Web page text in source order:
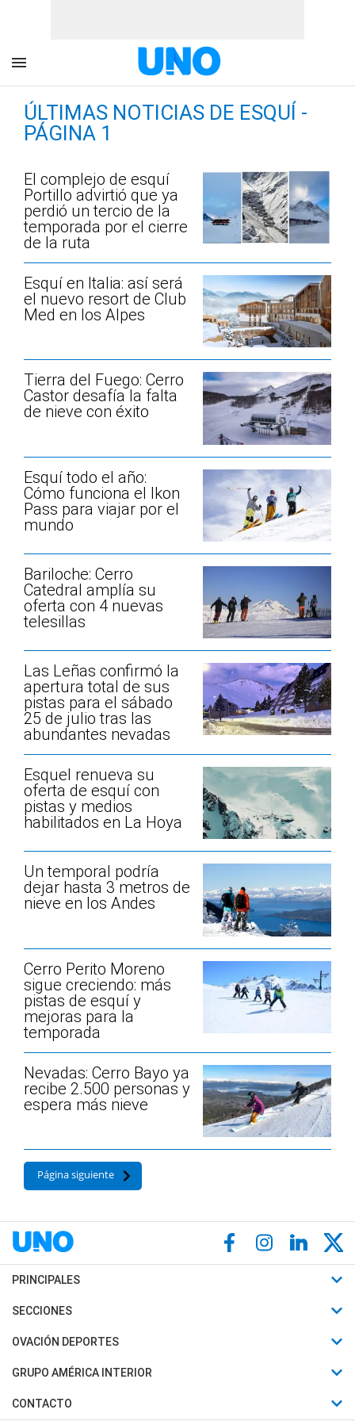
ÚLTIMAS NOTICIAS DE ESQUÍ -
PÁGINA 1
El complejo de esquí
Portillo advirtió que ya
perdió un tercio de la
temporada por el cierre
de la ruta
Esquí en Italia: así será
el nuevo resort de Club
Med en los Alpes
Tierra del Fuego: Cerro
Castor desafía la falta
de nieve con éxito
Esquí todo el año:
Cómo funciona el Ikon
Pass para viajar por el
mundo
Bariloche: Cerro
Catedral amplía su
oferta con 4 nuevas
telesillas
Las Leñas confirmó la
apertura total de sus
pistas para el sábado
25 de julio tras las
abundantes nevadas
Esquel renueva su
oferta de esquí con
pistas y medios
habilitados en La Hoya
Un temporal podría
dejar hasta 3 metros de
nieve en los Andes
Cerro Perito Moreno
sigue creciendo: más
pistas de esquí y
mejoras para la
temporada
Nevadas: Cerro Bayo ya
recibe 2.500 personas y
espera más nieve
Página siguiente
PRINCIPALES
Últimas Noticias
Política
Judiciales
SECCIONES
Horóscopo
Motores
Trucos caseros
OVACIÓN DEPORTES
Fútbol
Mundial
GRUPO AMÉRICA INTERIOR
Canal 7 en Vivo
CONTACTO